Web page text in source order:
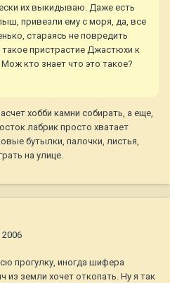
их выкидываю. Даже есть
привезли ему с моря, да, все
стараясь не повредить
пристрастие Джастюхи к
кто знает что это такое?
хобби камни собирать, а еще,
лабрик просто хватает
бутылки, палочки, листья,
на улице.
прогулку, иногда шифера
из земли хочет откопать. Ну я так